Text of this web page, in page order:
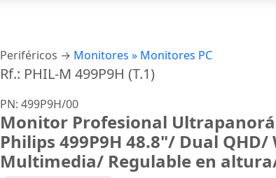
Periféricos → Monitores » Monitores PC
Rf.: PHIL-M 499P9H (T.1)
PN: 499P9H/00
Monitor Profesional
Philips 499P9H 48.8"/ Dual QHD/
Multimedia/ Regulable en